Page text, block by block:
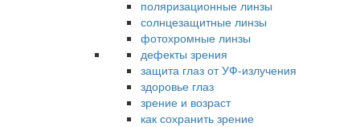
поляризационные линзы
солнцезащитные линзы
фотохромные линзы
дефекты зрения
защита глаз от УФ-излучения
здоровье глаз
зрение и возраст
как сохранить зрение